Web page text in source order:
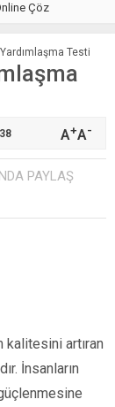
Çöz
Testi
A+A-
PAYLAŞ
kalitesini artıran
İnsanların